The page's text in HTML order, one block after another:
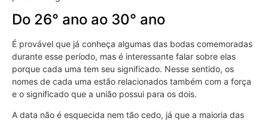
Do 26° ano ao 30° ano
É provável que já conheça algumas das bodas comemoradas
durante esse período, mas é interessante falar sobre elas
porque cada uma tem seu significado. Nesse sentido, os
nomes de cada uma estão relacionados também com a força
e o significado que a união possui para os dois.
A data não é esquecida nem tão cedo, já que a maioria das